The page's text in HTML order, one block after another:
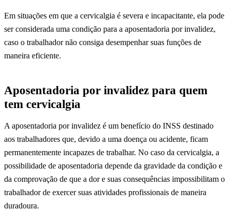
Em situações em que a cervicalgia é severa e incapacitante, ela pode
ser considerada uma condição para a aposentadoria por invalidez,
caso o trabalhador não consiga desempenhar suas funções de
maneira eficiente.
Aposentadoria por invalidez para quem
tem cervicalgia
A aposentadoria por invalidez é um benefício do INSS destinado
aos trabalhadores que, devido a uma doença ou acidente, ficam
permanentemente incapazes de trabalhar. No caso da cervicalgia, a
possibilidade de aposentadoria depende da gravidade da condição e
da comprovação de que a dor e suas consequências impossibilitam o
trabalhador de exercer suas atividades profissionais de maneira
duradoura.